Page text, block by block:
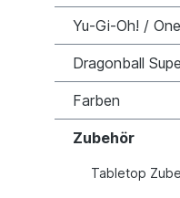
Yu-Gi-Oh! /
Dragonball
Farben
Zubehör
Tabletop